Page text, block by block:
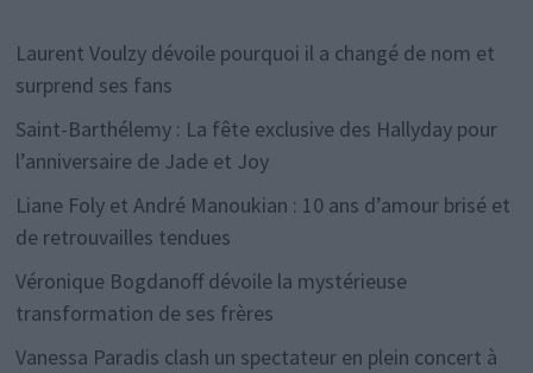
Laurent Voulzy dévoile pourquoi il a changé de nom et
surprend ses fans
Saint-Barthélemy : La fête exclusive des Hallyday pour
l’anniversaire de Jade et Joy
Liane Foly et André Manoukian : 10 ans d’amour brisé et
de retrouvailles tendues
Véronique Bogdanoff dévoile la mystérieuse
transformation de ses frères
Vanessa Paradis clash un spectateur en plein concert à